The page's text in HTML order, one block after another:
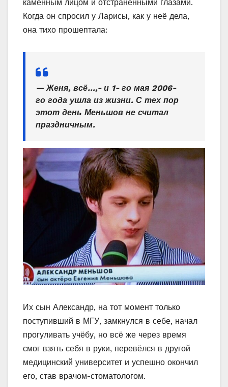
каменным лицом и отстранёнными глазами.
Когда он спросил у Ларисы, как у неё дела,
она тихо прошептала:
— Женя, всё…,- и 1- го мая 2006-
го года ушла из жизни. С тех пор
этот день Меньшов не считал
праздничным.
Их сын Александр, на тот момент только
поступивший в МГУ, замкнулся в себе, начал
прогуливать учёбу, но всё же через время
смог взять себя в руки, перевёлся в другой
медицинский университет и успешно окончил
его, став врачом-стоматологом.